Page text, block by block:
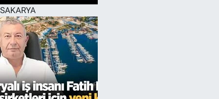
SAKARYA